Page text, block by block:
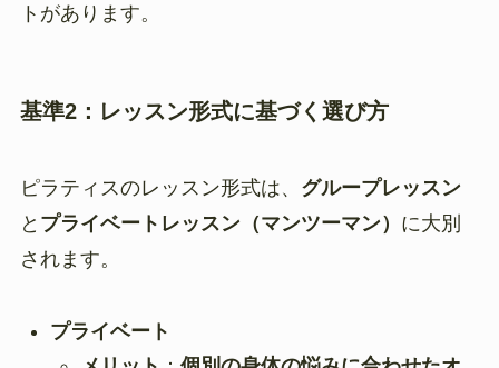
トがあります。
基準2：レッスン形式に基づく選び方
ピラティスのレッスン形式は、 グループレッスン
と プライベートレッスン（マンツーマン） に大別
されます。
プライベート